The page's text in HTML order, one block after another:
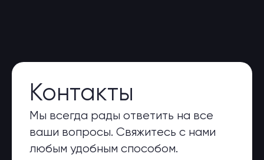
Контакты
Мы всегда рады ответить на все
ваши вопросы. Свяжитесь с нами
любым удобным способом.